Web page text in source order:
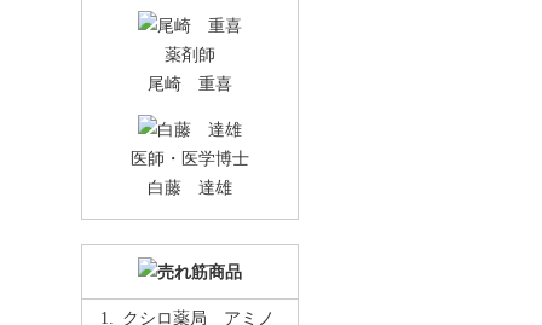
薬剤師
尾崎 重喜
医師・医学博士
白藤 達雄
クシロ薬局 アミノ